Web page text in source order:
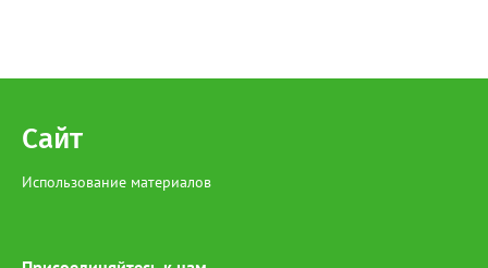
Сайт
Использование материалов